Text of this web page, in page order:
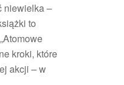
niewielka –
to
kroki, które
akcji – w